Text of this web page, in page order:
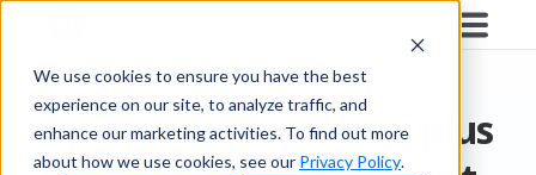
We use cookies to ensure you have the best
experience on our site, to analyze traffic, and
enhance our marketing activities. To find out more
about how we use cookies, see our Privacy Policy.
TÉMOIGNAGE CLIENT
Optimiser les prix sur plus